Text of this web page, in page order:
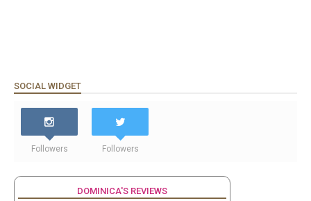
SOCIAL WIDGET
Followers Followers
DOMINICA'S REVIEWS